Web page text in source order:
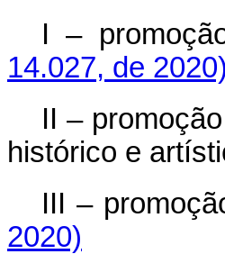
I –
14.027, de 2020)
II –
histórico e
III –
2020)